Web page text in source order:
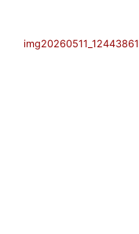
img20260511_12443861